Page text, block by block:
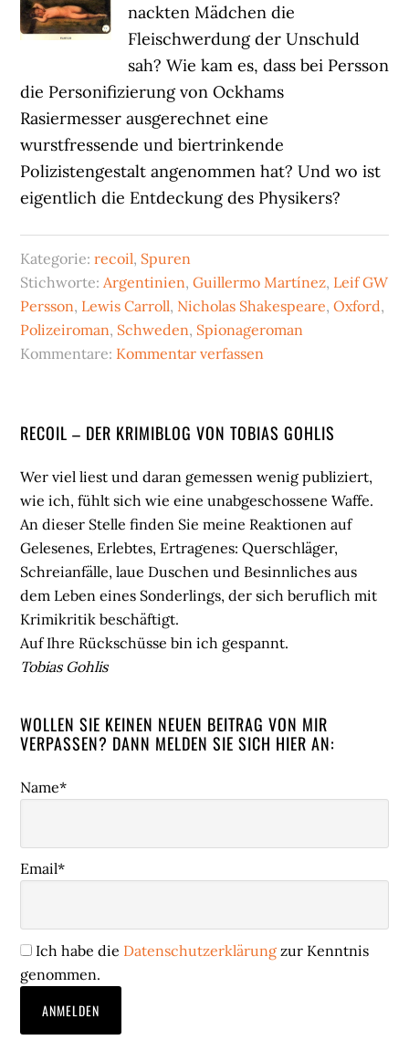
nackten Mädchen die
Fleischwerdung der Unschuld
sah? Wie kam es, dass bei Persson
die Personifizierung von Ockhams
Rasiermesser ausgerechnet eine
wurstfressende und biertrinkende
Polizistengestalt angenommen hat? Und wo ist
eigentlich die Entdeckung des Physikers?
Kategorie:recoil, Spuren
Stichworte: Argentinien,Guillermo Martínez, Leif GW
Persson, Lewis Carroll, Nicholas Shakespeare,Oxford,
Polizeiroman, Schweden, Spionageroman
Kommentare: Kommentar verfassen
Seitenspalte
RECOIL – DER KRIMIBLOG VON TOBIAS GOHLIS
Wer viel liest und daran gemessen wenig publiziert,
wie ich, fühlt sich wie eine unabgeschossene Waffe.
An dieser Stelle finden Sie meine Reaktionen auf
Gelesenes, Erlebtes, Ertragenes: Querschläger,
Schreianfälle, laue Duschen und Besinnliches aus
dem Leben eines Sonderlings, der sich beruflich mit
Krimikritik beschäftigt.
Auf Ihre Rückschüsse bin ich gespannt.
Tobias Gohlis
WOLLEN SIE KEINEN NEUEN BEITRAG VON MIR
VERPASSEN? DANN MELDEN SIE SICH HIER AN:
Name*
Email*
Ich habe die Datenschutzerklärung zur Kenntnis
genommen.